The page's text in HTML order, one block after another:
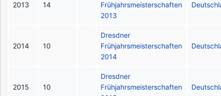
2013 14
Frühjahrsmeisterschaften
2013
2014 10
Dresdner
Frühjahrsmeisterschaften
2014
2015 10
Dresdner
Frühjahrsmeisterschaften